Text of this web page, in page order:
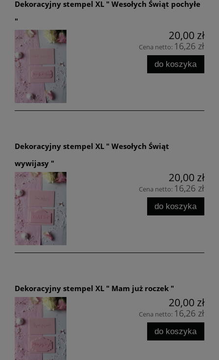
Dekoracyjny stempel XL " Wesołych Świąt pochyłe
"
20,00 zł
Cena netto: 16,26 zł
do koszyka
Dekoracyjny stempel XL " Wesołych Świąt
wywijasy "
20,00 zł
Cena netto: 16,26 zł
do koszyka
Dekoracyjny stempel XL " Mam już roczek "
20,00 zł
Cena netto: 16,26 zł
do koszyka